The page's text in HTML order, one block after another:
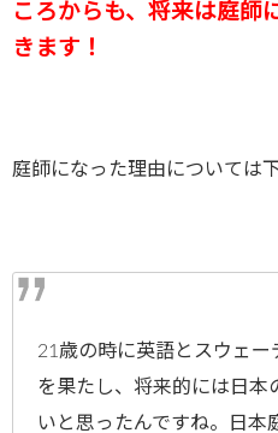
ころからも、将来は庭師
きます！
庭師になった理由については
21歳の時に英語とスウェー
を果たし、将来的には日本
いと思ったんですね。日本